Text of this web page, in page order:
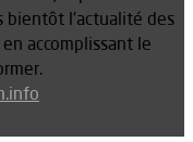
l’actualité des
accomplissant le